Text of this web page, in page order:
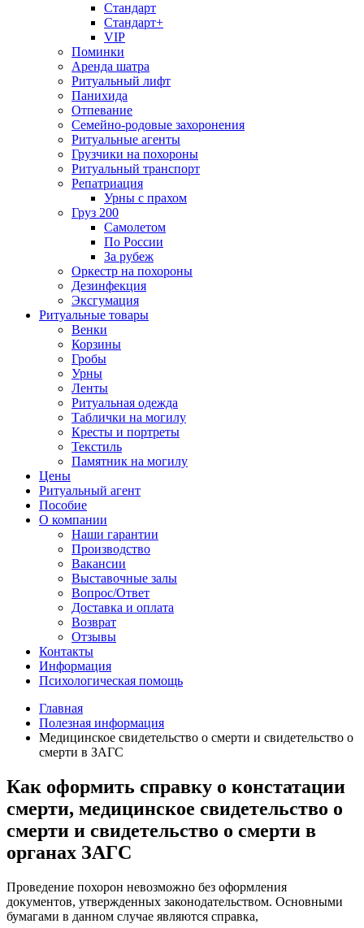
Стандарт
Стандарт+
VIP
Поминки
Аренда шатра
Ритуальный лифт
Панихида
Отпевание
Семейно-родовые захоронения
Ритуальные агенты
Грузчики на похороны
Ритуальный транспорт
Репатриация
Урны с прахом
Груз 200
Самолетом
По России
За рубеж
Оркестр на похороны
Дезинфекция
Эксгумация
Ритуальные товары
Венки
Корзины
Гробы
Урны
Ленты
Ритуальная одежда
Таблички на могилу
Кресты и портреты
Текстиль
Памятник на могилу
Цены
Ритуальный агент
Пособие
О компании
Наши гарантии
Производство
Вакансии
Выставочные залы
Вопрос/Ответ
Доставка и оплата
Возврат
Отзывы
Контакты
Информация
Психологическая помощь
Главная
Полезная информация
Медицинское свидетельство о смерти и свидетельство о
смерти в ЗАГС
Как оформить справку о констатации
смерти, медицинское свидетельство о
смерти и свидетельство о смерти в
органах ЗАГС
Проведение похорон невозможно без оформления
документов, утвержденных законодательством. Основными
бумагами в данном случае являются справка,